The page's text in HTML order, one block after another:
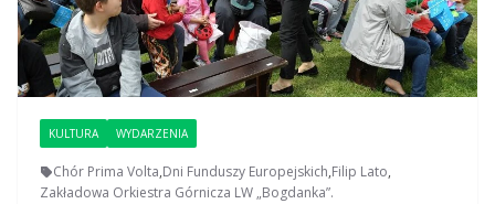
KULTURA WYDARZENIA
Chór Prima Volta,Dni Funduszy Europejskich,Filip Lato,
Zakładowa Orkiestra Górnicza LW „Bogdanka”.